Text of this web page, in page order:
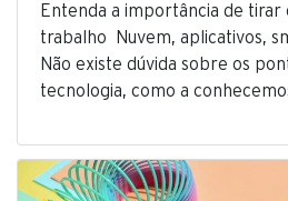
Entenda a importância de
trabalho Nuvem, aplicativos,
Não existe dúvida sobre os
tecnologia, como a